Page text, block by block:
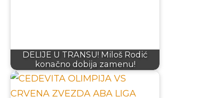
DELIJE U TRANSU! Miloš Rodić
konačno dobija zamenu!